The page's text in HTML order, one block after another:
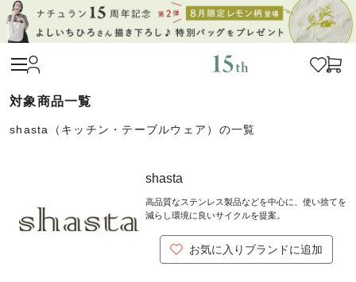
shasta（キッチン・テーブルウェア）の一覧
shasta
高品質なステンレス製品などを中心に、使い捨てを
減らし環境に良いサイクルを提案。
お気に入りブランドに追加